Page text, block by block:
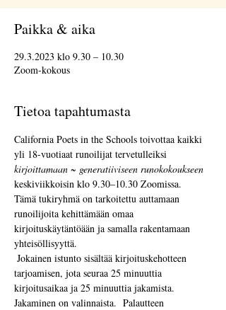
Paikka & aika
29.3.2023 klo 9.30 – 10.30
Zoom-kokous
Tietoa tapahtumasta
California Poets in the Schools toivottaa kaikki
yli 18-vuotiaat runoilijat tervetulleiksi
kirjoittamaan ~ generatiiviseen runokokoukseen
keskiviikkoisin klo 9.30–10.30 Zoomissa.
Tämä tukiryhmä on tarkoitettu auttamaan
runoilijoita kehittämään omaa
kirjoituskäytäntöään ja samalla rakentamaan
yhteisöllisyyttä.
tarjoamisen, jota seuraa 25 minuuttia
kirjoitusaikaa ja 25 minuuttia jakamista.
Jakaminen on valinnaista.  Palautteen